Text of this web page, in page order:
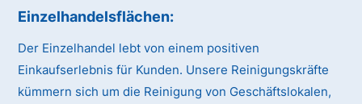
Einzelhandelsflächen:
Der Einzelhandel lebt von einem positiven
Einkaufserlebnis für Kunden. Unsere Reinigungskräfte
kümmern sich um die Reinigung von Geschäftslokalen,